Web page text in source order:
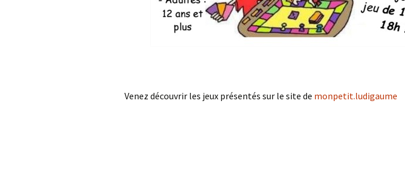
Venez découvrir les jeux présentés sur le site de monpetit.ludigaume